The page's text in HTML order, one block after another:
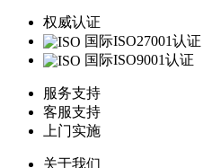
权威认证
国际ISO27001认证
国际ISO9001认证
服务支持
客服支持
上门实施
关于我们